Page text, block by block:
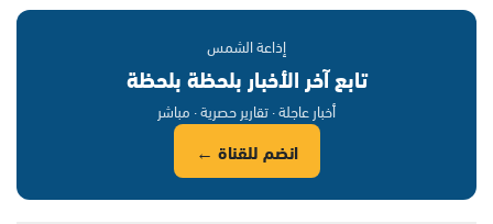
إذاعة الشمس
تابع آخر الأخبار بلحظة بلحظة
أخبار عاجلة · تقارير حصرية · مباشر
انضم للقناة ←